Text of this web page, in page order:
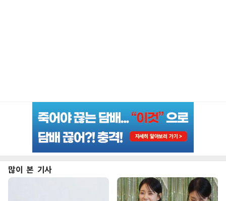
많이 본 기사